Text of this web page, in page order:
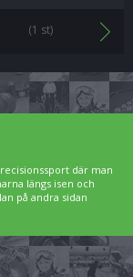
(1 st)
där man
längs isen och
på andra sidan